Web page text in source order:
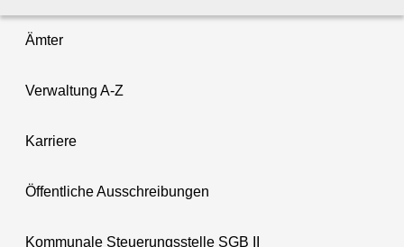
Ämter
Verwaltung A-Z
Karriere
Öffentliche Ausschreibungen
Kommunale Steuerungsstelle SGB II